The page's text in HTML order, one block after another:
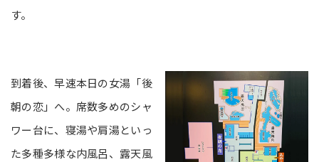
す。
到着後、早速本日の女湯「後
朝の恋」へ。席数多めのシャ
ワー台に、寝湯や肩湯といっ
た多種多様な内風呂、露天風